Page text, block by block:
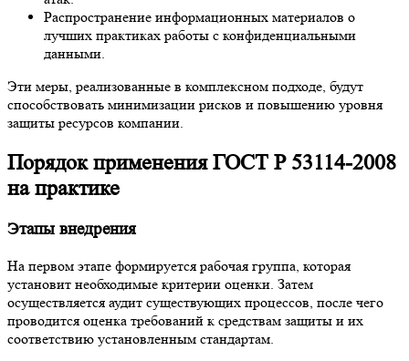
Распространение информационных материалов о
лучших практиках работы с конфиденциальными
данными.
Эти меры, реализованные в комплексном подходе, будут
способствовать минимизации рисков и повышению уровня
защиты ресурсов компании.
Порядок применения ГОСТ Р 53114-2008
на практике
Этапы внедрения
На первом этапе формируется рабочая группа, которая
установит необходимые критерии оценки. Затем
осуществляется аудит существующих процессов, после чего
проводится оценка требований к средствам защиты и их
соответствию установленным стандартам.